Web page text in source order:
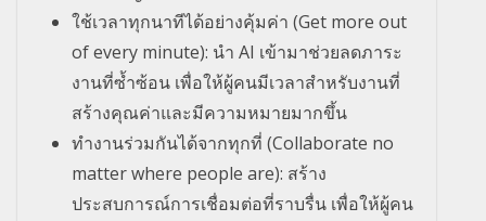
ใช้เวลาทุกนาทีได้อย่างคุ้มค่า (Get more out
of every minute): นำ AI เข้ามาช่วยลดภาระ
งานที่ซ้ำซ้อน เพื่อให้ผู้คนมีเวลาสำหรับงานที่
สร้างคุณค่าและมีความหมายมากขึ้น
ทำงานร่วมกันได้จากทุกที่ (Collaborate no
matter where people are): สร้าง
ประสบการณ์การเชื่อมต่อที่ราบรื่น เพื่อให้ผู้คน